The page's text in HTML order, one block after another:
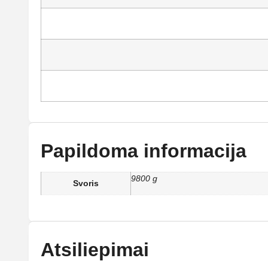
Papildoma informacija
Svoris 9800 g
Atsiliepimai